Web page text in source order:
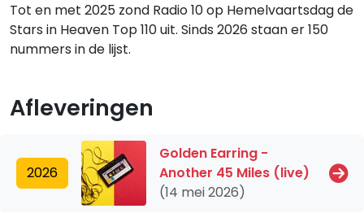
Tot en met 2025 zond Radio 10 op Hemelvaartsdag de
Stars in Heaven Top 110 uit. Sinds 2026 staan er 150
nummers in de lijst.
Afleveringen
2026
Golden Earring -
Another 45 Miles (live)
(14 mei 2026)